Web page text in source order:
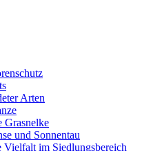
Arten
Grasnelke
und Sonnentau
im Siedlungsbereich